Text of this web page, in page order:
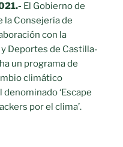
El Gobierno de
la Consejería de
con la
Deportes de Castilla-
un programa de
climático
‘Escape
por el clima’.